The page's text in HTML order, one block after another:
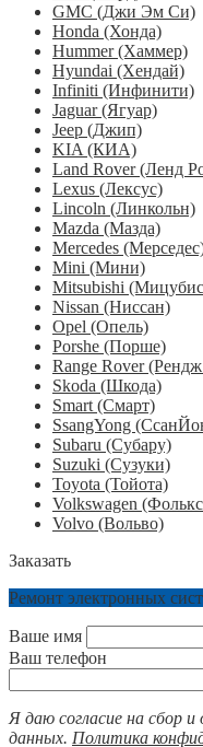
GMC (Джи Эм Си)
Honda (Хонда)
Hummer (Хаммер)
Hyundai (Хендай)
Infiniti (Инфинити)
Jaguar (Ягуар)
Jeep (Джип)
KIA (КИА)
Land Rover (Ленд
Lexus (Лексус)
Lincoln (Линкольн)
Mazda (Мазда)
Mercedes
Mini (Мини)
Mitsubishi
Nissan (Ниссан)
Opel (Опель)
Porshe (Порше)
Range Rover
Skoda (Шкода)
Smart (Смарт)
SsangYong
Subaru (Субару)
Suzuki (Сузуки)
Toyota (Тойота)
Volkswagen
Volvo (Вольво)
Заказать
Ремонт электронных
Ваше имя
Ваш телефон
Я даю согласие на сбор
данных. Политика